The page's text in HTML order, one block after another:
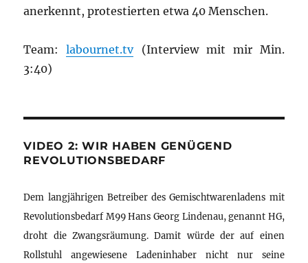
anerkennt, protestierten etwa 40 Menschen.
Team:labournet.tv(Interview mit mir Min.
3:40)
VIDEO 2: WIR HABEN GENÜGEND
REVOLUTIONSBEDARF
Dem langjährigen Betreiber des Gemischtwarenladens mit
Revolutionsbedarf M99 Hans Georg Lindenau, genannt HG,
droht die Zwangsräumung. Damit würde der auf einen
Rollstuhl angewiesene Ladeninhaber nicht nur seine